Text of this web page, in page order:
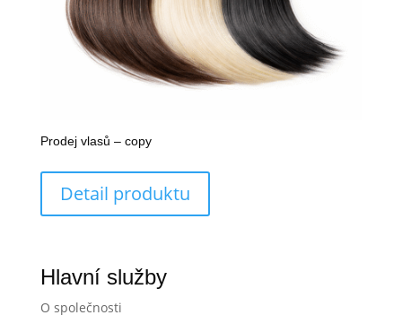
Prodej vlasů – copy
Detail produktu
Hlavní služby
O společnosti